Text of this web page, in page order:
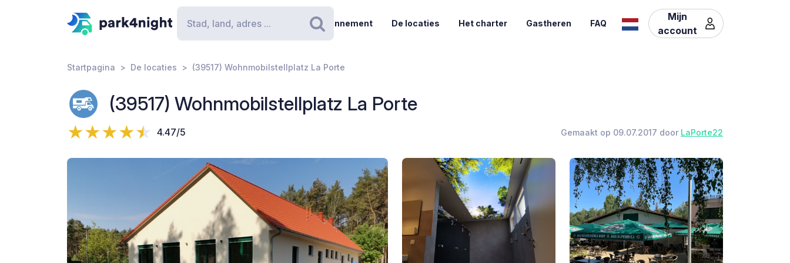
Zoeken
Abonnement De locaties Het charter Gastheren FAQ
Mijn
account
Startpagina De locaties (39517) Wohnmobilstellplatz La Porte
(39517) Wohnmobilstellplatz La Porte
4.47/5 Gemaakt op 09.07.2017 door LaPorte22